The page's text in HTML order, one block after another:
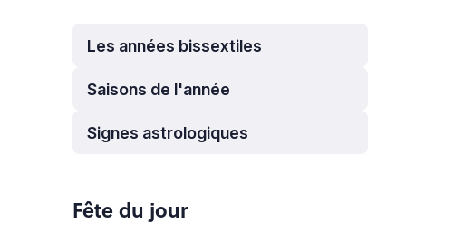
Les années bissextiles
Saisons de l'année
Signes astrologiques
Fête du jour